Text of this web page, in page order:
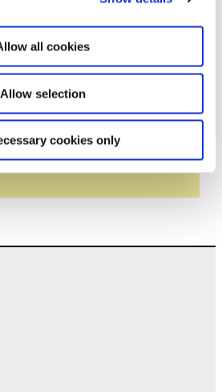
all cookies
Allow selection
cookies only
und der AGB zu,
von E-Mails.